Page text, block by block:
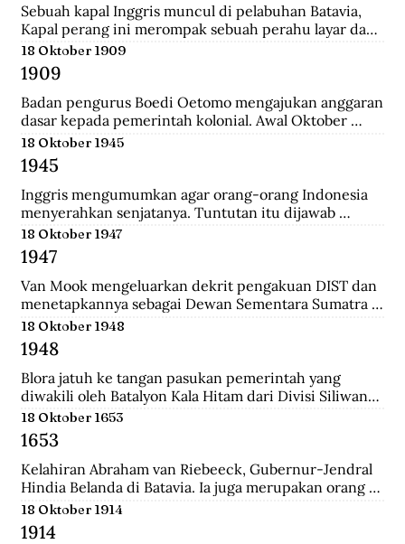
Sebuah kapal Inggris muncul di pelabuhan Batavia,
Kapal perang ini merompak sebuah perahu layar dan
perahu fregat. Setelah kejatuhan Tanjung Harapan,
Inggris berupaya untuk memblokade Pulau Jawa ,
yang merupakan langkah awal sebelum
merealisasikan rencana besarnya , yakni menguasai
Pulau Jawa.
18 Oktober 1909
1909
Badan pengurus Boedi Oetomo mengajukan anggaran
dasar kepada pemerintah kolonial. Awal Oktober
1909, Boedi Oetomo menyelenggrakan konggres
untuk menentukan arah perjuangan organisasi.
Konggres itu berjalan alot, kaum tua seperti Wahidin
Sudirohusodo dan Radjiman Wedyodiningrat
menghendaki pendidikan untuk kaum priyayi,
sementara kaum muda seperti Tjipto Mangunkusumo
dan Soetomo justru menghendaki pendidikan bagi
seluruh rakyat.
18 Oktober 1945
1945
Inggris mengumumkan agar orang-orang Indonesia
menyerahkan senjatanya. Tuntutan itu dijawab
dengan giatnya pembentukan laskar-laskar di Medan
dan sekitarnya, seperti Berastagi dan Pematang
Siantar. Anggota laskar bahkan mencari senjata yang
dibuang Jepang ke dasar laut, dekat pelabuhan
Belawan.
18 Oktober 1947
1947
Van Mook mengeluarkan dekrit pengakuan DIST dan
menetapkannya sebagai Dewan Sementara Sumatra
Timur. Republik mengecam pembentukan NST,
menyebut para pemimpinnya sebagai “boneka”
Belanda. Untuk menghalau propaganda Republik, NST
membuat suratkabar Mestika dan majalah Medan
Buletin. Program utama NST dalam sektor ekonomi
adalah pemulihan kembali perkebunan dan hak
istimewa penduduk asli atas tanah.
18 Oktober 1948
1948
Blora jatuh ke tangan pasukan pemerintah yang
diwakili oleh Batalyon Kala Hitam dari Divisi Siliwangi.
Seperti biasanya, saat pembebasan sebuah kawasan,
terdapat sejumlah musuh yang menjadi tawanan.
Salah seorang tawanan terlihat bersikap menantang
dan seolah tak mau menyerah.
18 Oktober 1653
1653
Kelahiran Abraham van Riebeeck, Gubernur-Jendral
Hindia Belanda di Batavia. Ia juga merupakan orang
yang memulai perkebunan kopi pertama di Jawa
Barat.
18 Oktober 1914
1914